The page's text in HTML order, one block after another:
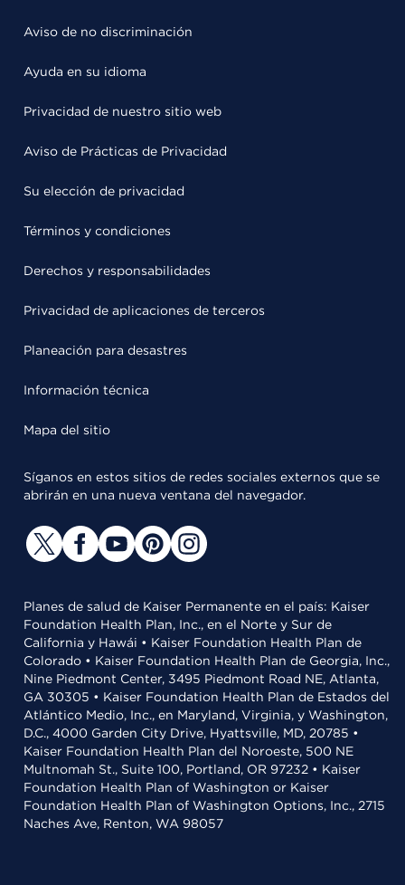
Aviso de no discriminación
Ayuda en su idioma
Privacidad de nuestro sitio web
Aviso de Prácticas de Privacidad
Su elección de privacidad
Términos y condiciones
Derechos y responsabilidades
Privacidad de aplicaciones de terceros
Planeación para desastres
Información técnica
Mapa del sitio
Síganos en estos sitios de redes sociales externos que se
abrirán en una nueva ventana del navegador.
Planes de salud de Kaiser Permanente en el país: Kaiser
Foundation Health Plan, Inc., en el Norte y Sur de
California y Hawái • Kaiser Foundation Health Plan de
Colorado • Kaiser Foundation Health Plan de Georgia, Inc.,
Nine Piedmont Center, 3495 Piedmont Road NE, Atlanta,
GA 30305 • Kaiser Foundation Health Plan de Estados del
Atlántico Medio, Inc., en Maryland, Virginia, y Washington,
D.C., 4000 Garden City Drive, Hyattsville, MD, 20785 •
Kaiser Foundation Health Plan del Noroeste, 500 NE
Multnomah St., Suite 100, Portland, OR 97232 • Kaiser
Foundation Health Plan of Washington or Kaiser
Foundation Health Plan of Washington Options, Inc., 2715
Naches Ave, Renton, WA 98057